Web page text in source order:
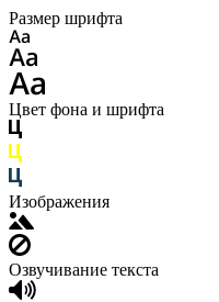
Размер шрифта
Цвет фона и шрифта
Изображения
Озвучивание текста